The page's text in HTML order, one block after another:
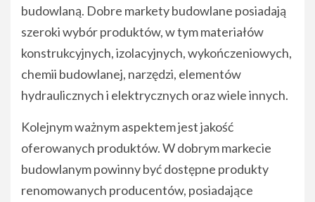
budowlaną. Dobre markety budowlane posiadają
szeroki wybór produktów, w tym materiałów
konstrukcyjnych, izolacyjnych, wykończeniowych,
chemii budowlanej, narzędzi, elementów
hydraulicznych i elektrycznych oraz wiele innych.
Kolejnym ważnym aspektem jest jakość
oferowanych produktów. W dobrym markecie
budowlanym powinny być dostępne produkty
renomowanych producentów, posiadające